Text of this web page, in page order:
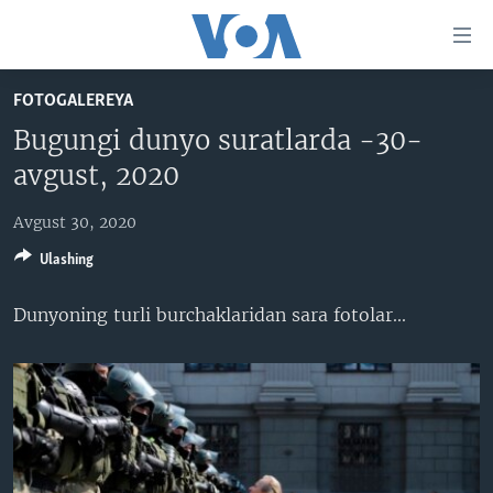
boring
Boshiga
Qidiruvga
o'ting
AMERIKA
MARKAZIY OSIYO
XALQARO
MULTIMEDIA
XALQARO HAYOT
VASHINGTON CHOYXONASI
MOBIL-SALOM!
FACEBOOK
YOUTUBE
INSTAGRAM
INGLIZ TILI DARSLARI
EDITORIAL
FOTOGALEREYA
Bugungi dunyo suratlarda -30-
avgust, 2020
Avgust 30, 2020
Dunyoning turli burchaklaridan sara fotolar...​
Ulashing